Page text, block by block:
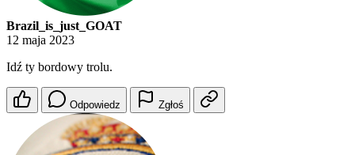
Brazil_is_just_GOAT
12 maja 2023
Idź ty bordowy trolu.
Odpowiedz Zgłoś